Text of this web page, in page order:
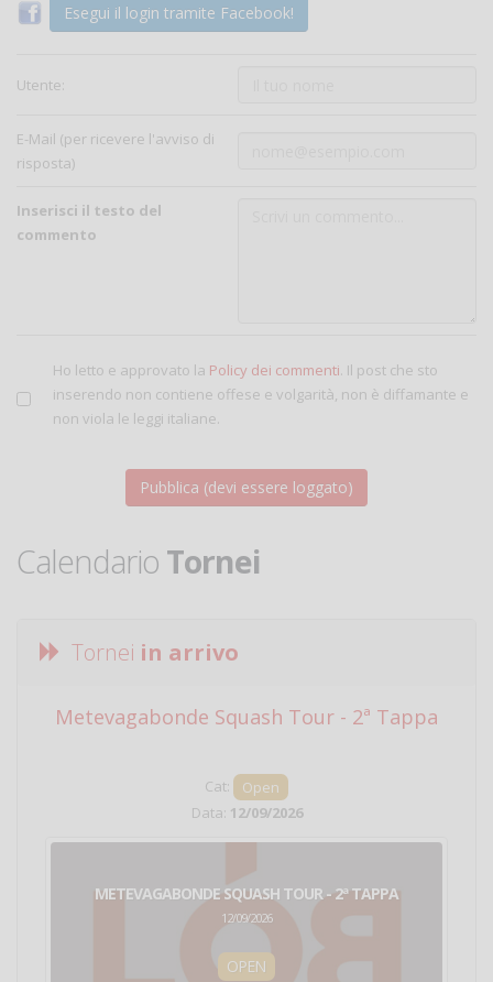
Esegui il login tramite Facebook!
Utente:
E-Mail (per ricevere l'avviso di
risposta)
Inserisci il testo del
commento
Ho letto e approvato la Policy dei commenti. Il post che sto
inserendo non contiene offese e volgarità, non è diffamante e
non viola le leggi italiane.
Calendario Tornei
Tornei in arrivo
Metevagabonde Squash Tour - 2ª Tappa
Cat:
Open
Data: 12/09/2026
METEVAGABONDE SQUASH TOUR - 2ª TAPPA
12/09/2026
OPEN